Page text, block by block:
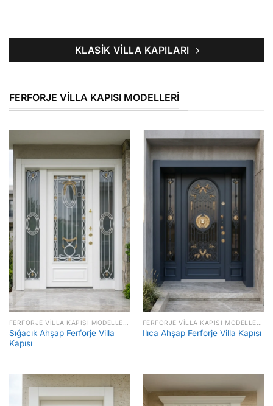
KLASIK VILLA KAPILARI
FERFORJE VILLA KAPISI MODELLERI
Sığacık Ahşap Ferforje Villa
Kapısı
Ilıca Ahşap Ferforje Villa Kapısı